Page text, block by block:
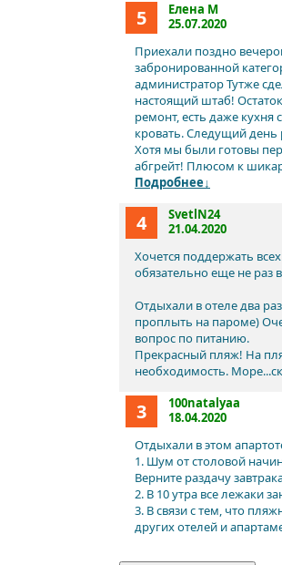
5
Елена М
25.07.2020
Приехали поздно
забронированной
администратор Тутже
настоящий штаб!
ремонт, есть даже
кровать. Следущий день
Хотя мы были готовы
абгрейт! Плюсом к
Подробнее↓
4
SvetlN24
21.04.2020
Хочется поддержать
обязательно еще не раз
Отдыхали в отеле два
проплыть на пароме)
вопрос по питанию.
Прекрасный пляж! На
необходимость.
3
100natalyaa
18.04.2020
Отдыхали в этом
1. Шум от столовой
Верните раздачу
2. В 10 утра все лежаки
3. В связи с тем, что
других отелей и